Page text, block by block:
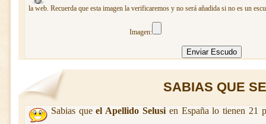
la web. Recuerda que esta imagen la verificaremos y no será añadida si no es un
Imagen:
SABIAS QUE
Sabias queel Apellido Selusi en España lo tienen 21